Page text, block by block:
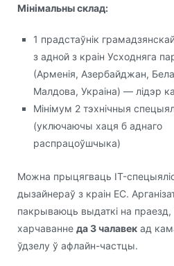
Мінімальны склад:
1 прадстаўнік
з адной з краін Усходняга
(Арменія, Азербайджан,
Малдова, Украіна) — лідэр
Мінімум 2 тэхнічныя
(уключаючы хаця б аднаго
распрацоўшчыка)
Можна прыцягваць IT-
дызайнераў з краін ЕС.
пакрываюць выдаткі на
харчаванне да 3 чалавек ад
ўдзелу ў афлайн-частцы.